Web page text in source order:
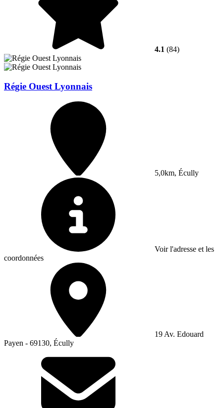
4.1 (84)
Régie Ouest Lyonnais
5,0km, Écully
Voir l'adresse et les
coordonnées
19 Av. Edouard
Payen - 69130, Écully